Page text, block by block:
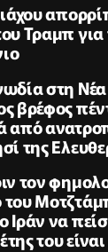
Τραμπ
στη
βρέφος
από
της
τον
του
να
του